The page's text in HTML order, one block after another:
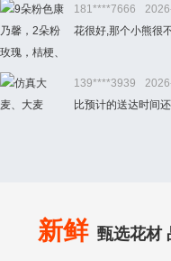
181****7666
花很好,那个小熊很
139****3939
比预计的送达时间
新鲜 甄选花材